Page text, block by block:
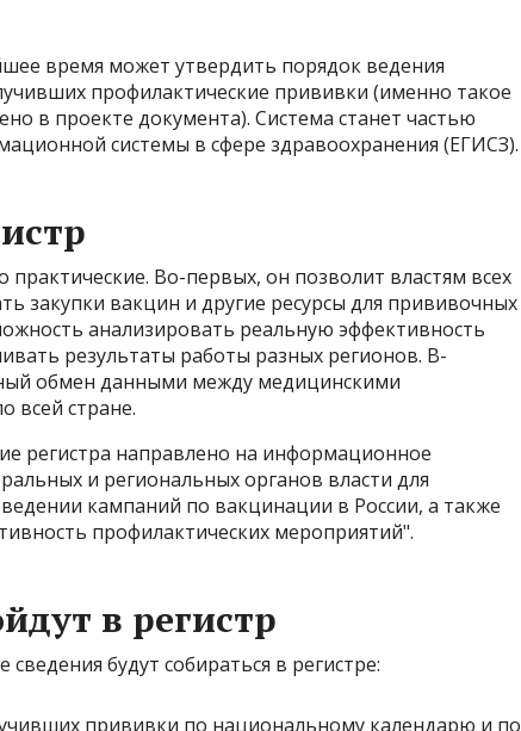
время может утвердить порядок ведения
профилактические прививки (именно такое
в проекте документа). Система станет частью
системы в сфере здравоохранения (ЕГИСЗ).
практические. Во-первых, он позволит властям всех
закупки вакцин и другие ресурсы для прививочных
анализировать реальную эффективность
результаты работы разных регионов. В-
обмен данными между медицинскими
всей стране.
регистра направлено на информационное
и региональных органов власти для
кампаний по вакцинации в России, а также
профилактических мероприятий".
в регистр
будут собираться в регистре:
прививки по национальному календарю и по